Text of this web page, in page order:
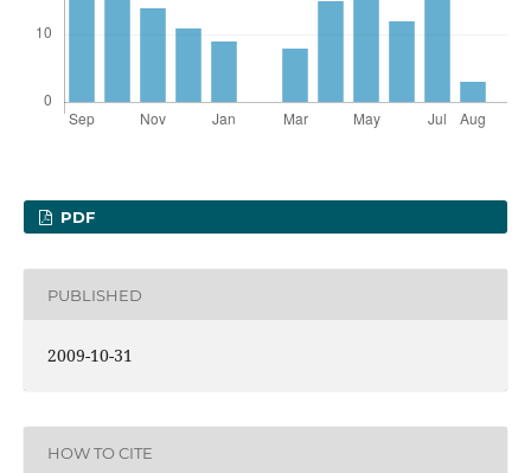
PDF
PUBLISHED
2009-10-31
HOW TO CITE